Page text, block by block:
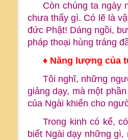
Còn chúng ta ngày
chưa thấy gì. Có lẽ là
đức Phật! Dáng ngồi,
pháp thoại hùng tráng
♦ Năng lượng của
Tôi nghĩ, những
giảng dạy, mà một
của Ngài khiến cho
Trong kinh có kể,
biết Ngài dạy những